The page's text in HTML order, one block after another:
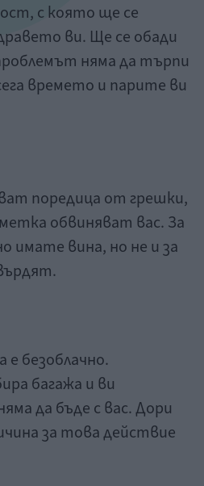
с която ще се
ви. Ще се обади
няма да търпи
времето и парите ви
поредица от грешки,
обвиняват вас. За
имате вина, но не и за
безоблачно.
багажа и ви
да бъде с вас. Дори
за това действие